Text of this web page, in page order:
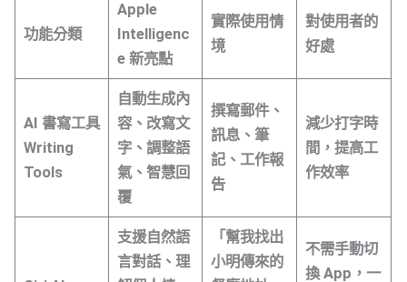
功能分類
Apple
Intelligenc
e 新亮點
實際使用情
境
對使用者的
好處
AI 書寫工具
Writing
Tools
自動生成內
容、改寫文
字、調整語
氣、智慧回
覆
撰寫郵件、
訊息、筆
記、工作報
告
減少打字時
間，提高工
作效率
支援自然語
言對話、理
「幫我找出
小明傳來的
不需手動切
換 App，一